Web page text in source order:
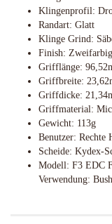
Klingenprofil:
Randart: Glatt
Klinge Grind:
Finish: Zweifarbig
Grifflänge:
Griffbreite:
Griffdicke:
Griffmaterial:
Gewicht: 113g
Benutzer: Rechte
Scheide: Kydex-
Modell: F3 EDC
Verwendung: